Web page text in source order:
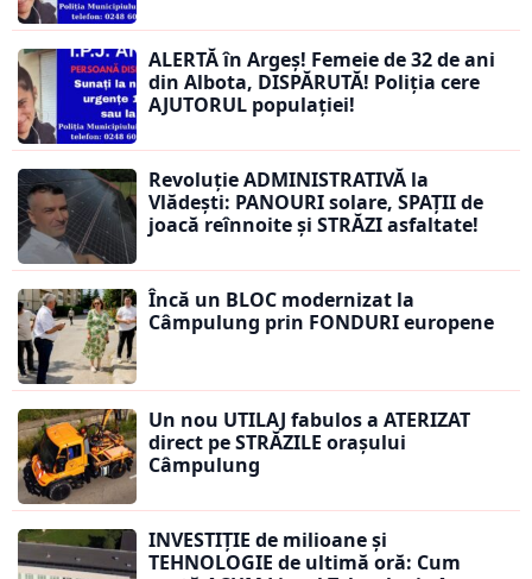
ALERTĂ în Argeș! Femeie de 32 de ani
din Albota, DISPĂRUTĂ! Poliția cere
AJUTORUL populației!
Revoluție ADMINISTRATIVĂ la
Vlădești: PANOURI solare, SPAȚII de
joacă reînnoite și STRĂZI asfaltate!
Încă un BLOC modernizat la
Câmpulung prin FONDURI europene
Un nou UTILAJ fabulos a ATERIZAT
direct pe STRĂZILE orașului
Câmpulung
INVESTIȚIE de milioane și
TEHNOLOGIE de ultimă oră: Cum